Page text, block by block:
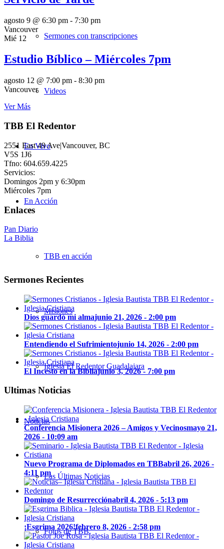
Sermones con transcripciones
Videos
En Vivo
En Acción
TBB en acción
Misiones
Iglesia El Redentor Guadalajara
Noticias
Las Últimas Noticias
Fotos de TBB
agosto 9 @ 6:30 pm - 7:30 pm
Vancouver
Mié 12
Estudio Bíblico – Miércoles 7pm
agosto 12 @ 7:00 pm - 8:30 pm
Vancouver
Ver Más
TBB El Redentor
2551 East 49 Ave|Vancouver, BC
V5S 1J6
Tfno: 604.659.4225
Servicios:
Domingos 2pm y 6:30pm
Miércoles 7pm
Enlaces
Pan Diario
La Biblia
Sermones Recientes
Dios guardó mi almajunio 21, 2026 - 2:00 pm
Entendiendo el Sufrimientojunio 14, 2026 - 2:00 pm
El Incesto en la Bibliajunio 3, 2026 - 7:00 pm
Ultimas Noticias
Conferencia Misionera 2026 – Amigos y Vecinosmayo 21,
2026 - 10:09 am
Nuevo Programa de Diplomados en TBBabril 26, 2026 -
4:11 pm
Domingo de Resurrecciónabril 4, 2026 - 5:13 pm
¡Esgrima 2026!febrero 8, 2026 - 2:58 pm